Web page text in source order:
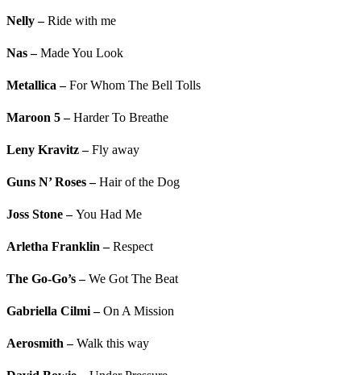
Nelly –Ride with me
Nas –Made You Look
Metallica –For Whom The Bell Tolls
Maroon 5 –Harder To Breathe
Leny Kravitz –Fly away
Guns N’ Roses –Hair of the Dog
Joss Stone –You Had Me
Arletha Franklin –Respect
The Go-Go’s –We Got The Beat
Gabriella Cilmi –On A Mission
Aerosmith –Walk this way